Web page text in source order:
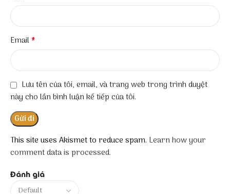
Đánh giá
Email*
Lưu tên của tôi, email, và trang web trong trình duyệt
này cho lần bình luận kế tiếp của tôi.
This site uses Akismet to reduce spam. Learn how your
comment data is processed.